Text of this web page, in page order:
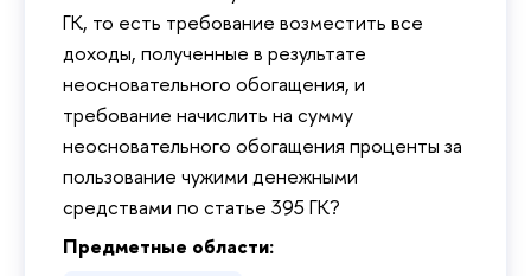
ГК, то есть требование возместить все
доходы, полученные в результате
неосновательного обогащения, и
требование начислить на сумму
неосновательного обогащения проценты за
пользование чужими денежными
средствами по статье 395 ГК?
Предметные области: